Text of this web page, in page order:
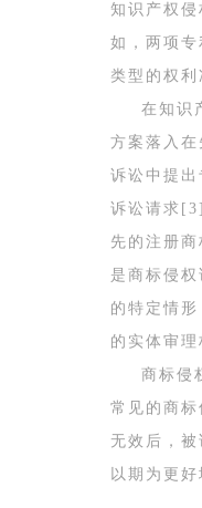
知识产权
如，两项
类型的权利
在知识
方案落入
诉讼中提
诉讼请求
先的注册
是商标侵
的特定情
的实体审
商标侵
常见的商
无效后，
以期为更